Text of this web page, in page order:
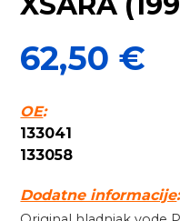
62,50 €
OE:
133041
133058
Dodatne informacije: